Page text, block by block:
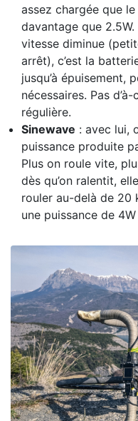
assez chargée que
davantage que
vitesse diminue
arrêt), c’est la
jusqu’à épuisement,
nécessaires. Pas
régulière.
Sinewave : avec lui,
puissance produite
Plus on roule vite,
dès qu’on ralentit,
rouler au-delà de 20
une puissance de